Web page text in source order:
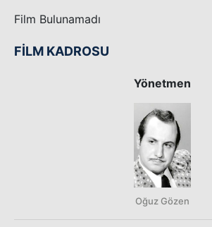
Film Bulunamadı
FİLM KADROSU
Yönetmen
Oğuz Gözen